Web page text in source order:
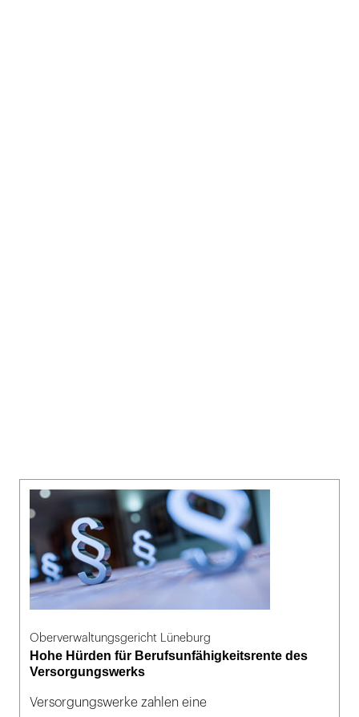
Oberverwaltungsgericht Lüneburg
Hohe Hürden für Berufsunfähigkeitsrente des
Versorgungswerks
Versorgungswerke zahlen eine